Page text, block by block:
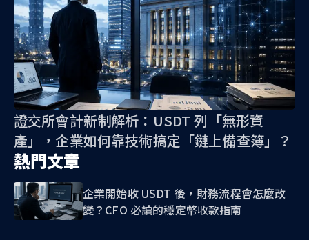
證交所會計新制解析：USDT 列「無形資
產」，企業如何靠技術搞定「鏈上備查簿」？
熱門文章
企業開始收 USDT 後，財務流程會怎麼改
變？CFO 必讀的穩定幣收款指南